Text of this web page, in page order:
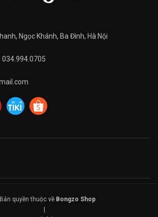
Ngọc Khánh, Ba Đình, Hà Nội
034.994.0705
quyền thuộc về Bongzo Shop